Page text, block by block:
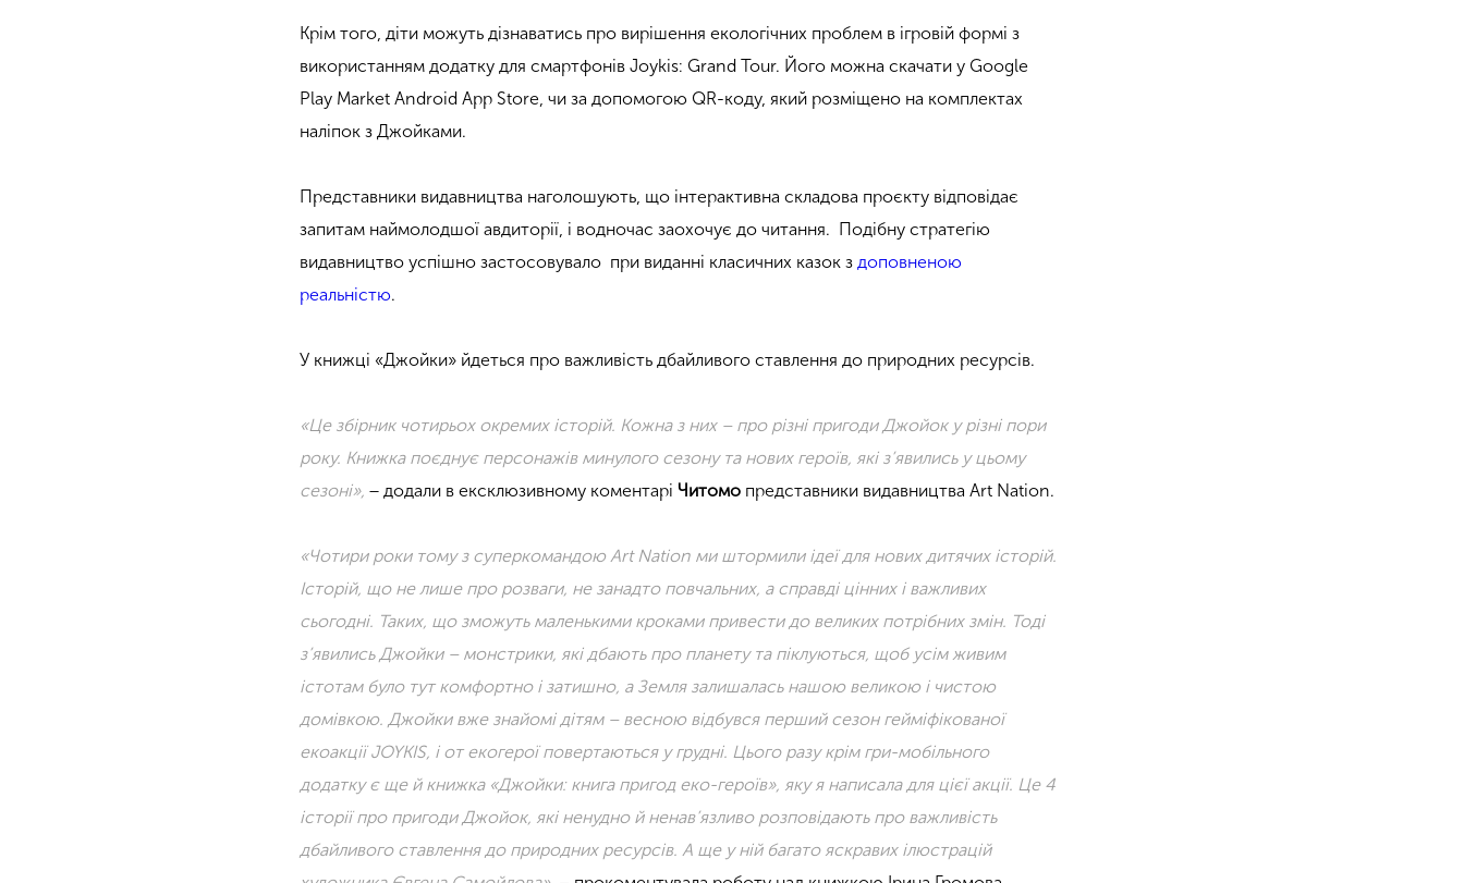
Крім того, діти можуть дізнаватись про вирішення екологічних проблем в ігровій формі з
використанням додатку для смартфонів Joykis: Grand Tour. Його можна скачати у Google
Play Market Android App Store, чи за допомогою QR-коду, який розміщено на комплектах
наліпок з Джойками.
Представники видавництва наголошують, що інтерактивна складова проєкту відповідає
запитам наймолодшої авдиторії, і водночас заохочує до читання. Подібну стратегію
видавництво успішно застосовувало при виданні класичних казок з доповненою
реальністю.
У книжці «Джойки» йдеться про важливість дбайливого ставлення до природних ресурсів.
«Це збірник чотирьох окремих історій. Кожна з них – про різні пригоди Джойок у різні пори
року. Книжка поєднує персонажів минулого сезону та нових героїв, які з’явились у цьому
сезоні», − додали в ексклюзивному коментаріЧитомо представники видавництва Art Nation.
«Чотири роки тому з суперкомандою Art Nation ми штормили ідеї для нових дитячих історій.
Історій, що не лише про розваги, не занадто повчальних, а справді цінних і важливих
сьогодні. Таких, що зможуть маленькими кроками привести до великих потрібних змін. Тоді
з’явились Джойки – монстрики, які дбають про планету та піклуються, щоб усім живим
істотам було тут комфортно і затишно, а Земля залишалась нашою великою і чистою
домівкою. Джойки вже знайомі дітям – весною відбувся перший сезон гейміфікованої
екоакції JOYKIS, і от екогерої повертаються у грудні. Цього разу крім гри-мобільного
додатку є ще й книжка «Джойки: книга пригод еко-героїв», яку я написала для цієї акції. Це 4
історії про пригоди Джойок, які ненудно й ненав’язливо розповідають про важливість
дбайливого ставлення до природних ресурсів. А ще у ній багато яскравих ілюстрацій